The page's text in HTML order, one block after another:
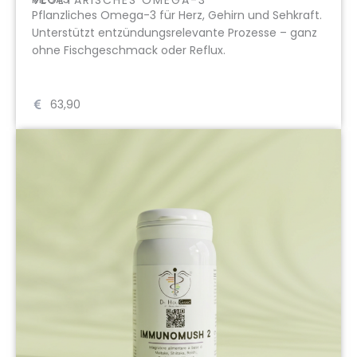
Pflanzliches Omega-3 für Herz, Gehirn und Sehkraft.
Unterstützt entzündungsrelevante Prozesse – ganz
ohne Fischgeschmack oder Reflux.
63,90